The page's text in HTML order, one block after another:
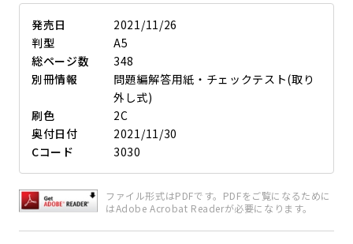
発売日
2021/11/26
判型
A5
総ページ数
348
別冊情報
問題編解答用紙・チェックテスト(取り
外し式)
刷色
2C
奥付日付
2021/11/30
Cコード
3030
ファイル形式はPDFです。PDFをご覧になるために
はAdobe Acrobat Readerが必要になります。